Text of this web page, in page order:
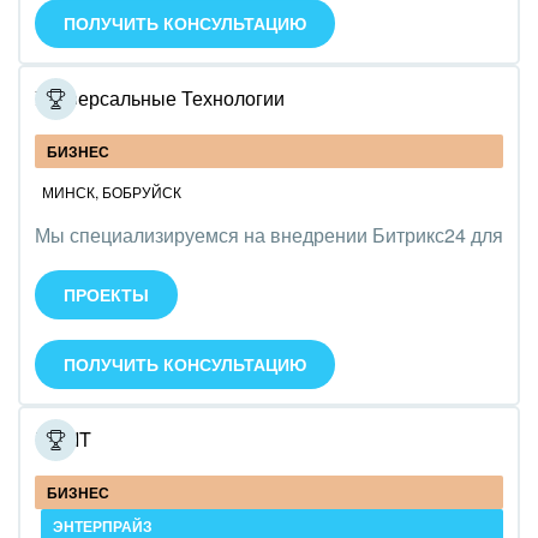
Ювелирное дело
Юриспруденция
ПОЛУЧИТЬ КОНСУЛЬТАЦИЮ
Универсальные Технологии
БИЗНЕС
МИНСК, БОБРУЙСК
Мы специализируемся на внедрении Битрикс24 для
Оказываем услуги по настройке, интеграции и
обучению сотрудников. Команда - 12 человек.
ПРОЕКТЫ
ПОЛУЧИТЬ КОНСУЛЬТАЦИЮ
NewIT
БИЗНЕС
ЭНТЕРПРАЙЗ